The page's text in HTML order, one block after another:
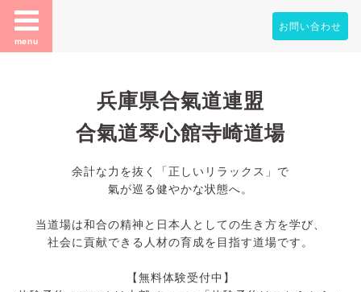
menu
お問い合わせ
兵庫県合氣道連盟
合氣道琴心館寺崎道場
余計な力を抜く「正しいリラックス」で
氣が巡る健やかな状態へ。
当道場は和合の精神と日本人としての生き方を学び、
社会に貢献できる人材の育成を目指す道場です。
【無料体験受付中】